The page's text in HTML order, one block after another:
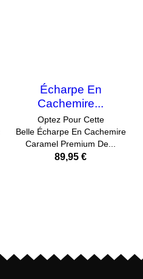
Écharpe En
Cachemire...
Optez Pour Cette
Belle Écharpe En Cachemire
Caramel Premium De...
89,95 €